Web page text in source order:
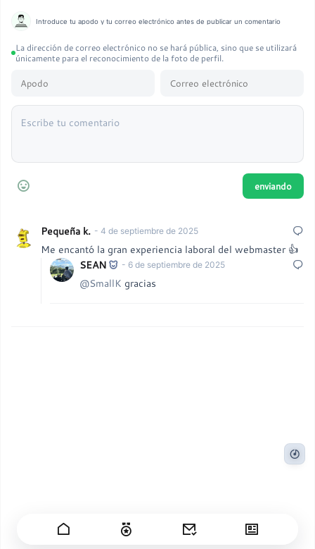
Introduce tu apodo y tu correo electrónico antes de publicar un comentario
La dirección de correo electrónico no se hará pública, sino que se utilizará
únicamente para el reconocimiento de la foto de perfil.
Pequeña k. - 4 de septiembre de 2025
Me encantó la gran experiencia laboral del webmaster 👍
SEAN
- 6 de septiembre de 2025
@SmallK gracias